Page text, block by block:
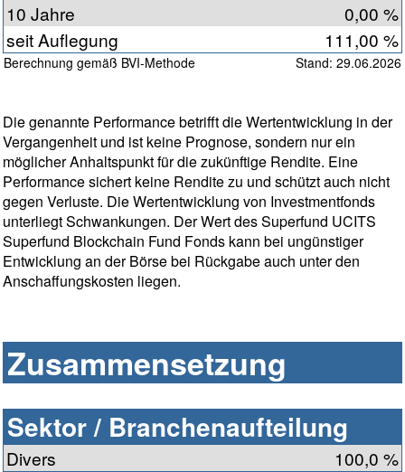
10 Jahre
0,00 %
seit Auflegung
111,00 %
Berechnung gemäß BVI-Methode Stand: 29.06.2026
Die genannte Performance betrifft die Wertentwicklung in der
Vergangenheit und ist keine Prognose, sondern nur ein
möglicher Anhaltspunkt für die zukünftige Rendite. Eine
Performance sichert keine Rendite zu und schützt auch nicht
gegen Verluste. Die Wertentwicklung von Investmentfonds
unterliegt Schwankungen. Der Wert des Superfund UCITS
Superfund Blockchain Fund Fonds kann bei ungünstiger
Entwicklung an der Börse bei Rückgabe auch unter den
Anschaffungskosten liegen.
Zusammensetzung
Sektor / Branchenaufteilung
Divers 100,0 %